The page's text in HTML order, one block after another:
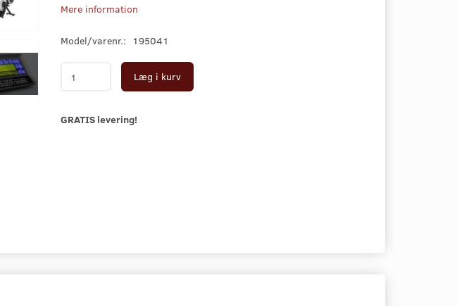
Mere information
Model/varenr.: 195041
Læg i kurv
GRATIS levering!